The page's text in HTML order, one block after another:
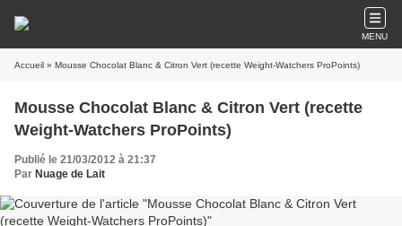
MENU
Accueil » Mousse Chocolat Blanc & Citron Vert (recette Weight-Watchers ProPoints)
Mousse Chocolat Blanc & Citron Vert (recette
Weight-Watchers ProPoints)
Publié le 21/03/2012 à 21:37
Par Nuage de Lait